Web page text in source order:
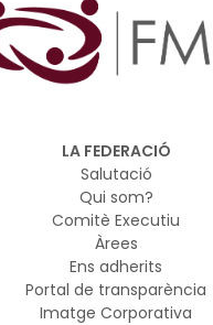
LA FEDERACIÓ
Salutació
Qui som?
Comitè Executiu
Àrees
Ens adherits
Portal de transparència
Imatge Corporativa